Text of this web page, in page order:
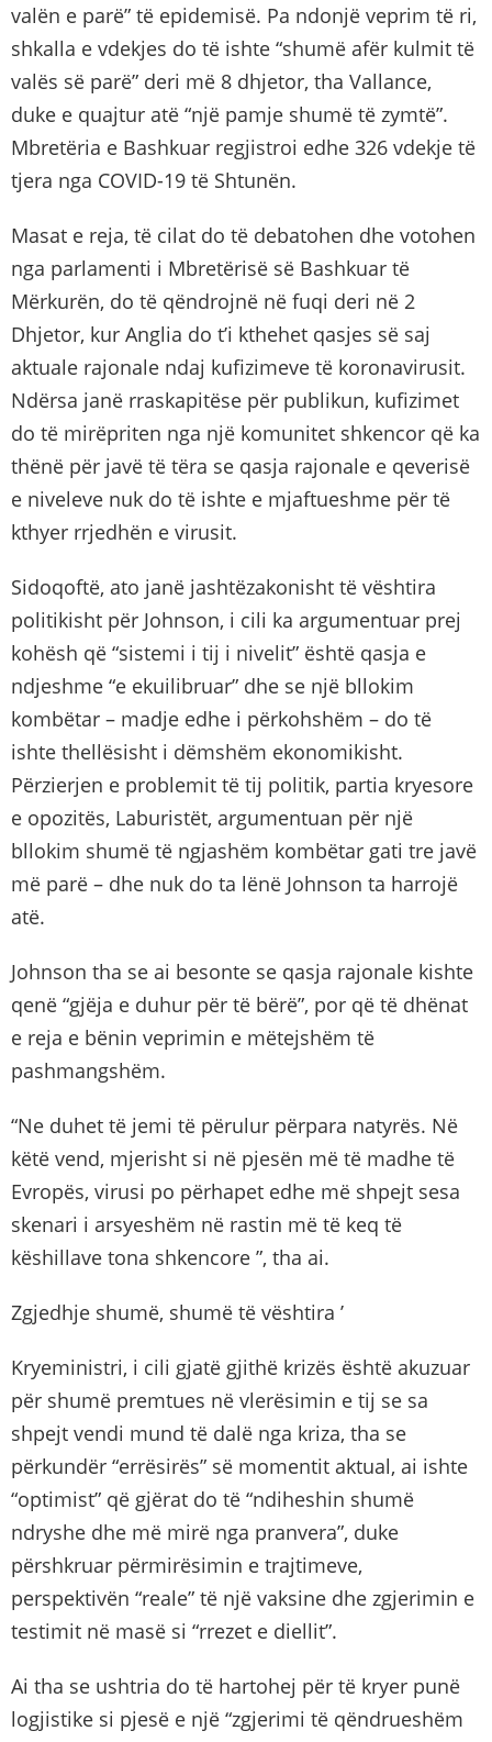
valën e parë” të epidemisë. Pa ndonjë veprim të ri,
shkalla e vdekjes do të ishte “shumë afër kulmit të
valës së parë” deri më 8 dhjetor, tha Vallance,
duke e quajtur atë “një pamje shumë të zymtë”.
Mbretëria e Bashkuar regjistroi edhe 326 vdekje të
tjera nga COVID-19 të Shtunën.
Masat e reja, të cilat do të debatohen dhe votohen
nga parlamenti i Mbretërisë së Bashkuar të
Mërkurën, do të qëndrojnë në fuqi deri në 2
Dhjetor, kur Anglia do t’i kthehet qasjes së saj
aktuale rajonale ndaj kufizimeve të koronavirusit.
Ndërsa janë rraskapitëse për publikun, kufizimet
do të mirëpriten nga një komunitet shkencor që ka
thënë për javë të tëra se qasja rajonale e qeverisë
e niveleve nuk do të ishte e mjaftueshme për të
kthyer rrjedhën e virusit.
Sidoqoftë, ato janë jashtëzakonisht të vështira
politikisht për Johnson, i cili ka argumentuar prej
kohësh që “sistemi i tij i nivelit” është qasja e
ndjeshme “e ekuilibruar” dhe se një bllokim
kombëtar – madje edhe i përkohshëm – do të
ishte thellësisht i dëmshëm ekonomikisht.
Përzierjen e problemit të tij politik, partia kryesore
e opozitës, Laburistët, argumentuan për një
bllokim shumë të ngjashëm kombëtar gati tre javë
më parë – dhe nuk do ta lënë Johnson ta harrojë
atë.
Johnson tha se ai besonte se qasja rajonale kishte
qenë “gjëja e duhur për të bërë”, por që të dhënat
e reja e bënin veprimin e mëtejshëm të
pashmangshëm.
“Ne duhet të jemi të përulur përpara natyrës. Në
këtë vend, mjerisht si në pjesën më të madhe të
Evropës, virusi po përhapet edhe më shpejt sesa
skenari i arsyeshëm në rastin më të keq të
këshillave tona shkencore ”, tha ai.
Zgjedhje shumë, shumë të vështira ’
Kryeministri, i cili gjatë gjithë krizës është akuzuar
për shumë premtues në vlerësimin e tij se sa
shpejt vendi mund të dalë nga kriza, tha se
përkundër “errësirës” së momentit aktual, ai ishte
“optimist” që gjërat do të “ndiheshin shumë
ndryshe dhe më mirë nga pranvera”, duke
përshkruar përmirësimin e trajtimeve,
perspektivën “reale” të një vaksine dhe zgjerimin e
testimit në masë si “rrezet e diellit”.
Ai tha se ushtria do të hartohej për të kryer punë
logjistike si pjesë e një “zgjerimi të qëndrueshëm